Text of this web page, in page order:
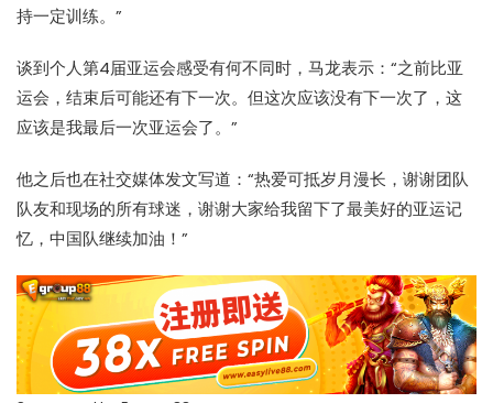
持一定训练。”
谈到个人第4届亚运会感受有何不同时，马龙表示：“之前比亚
运会，结束后可能还有下一次。但这次应该没有下一次了，这
应该是我最后一次亚运会了。”
他之后也在社交媒体发文写道：“热爱可抵岁月漫长，谢谢团队
队友和现场的所有球迷，谢谢大家给我留下了最美好的亚运记
忆，中国队继续加油！”